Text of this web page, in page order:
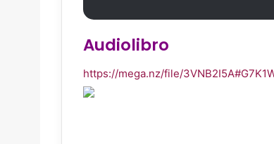
Audiolibro
https://mega.nz/file/